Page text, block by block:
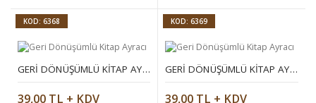
KOD: 6368
GERI DÖNÜŞÜMLÜ KITAP AYRACI
39,00 TL + KDV
KOD: 6369
GERI DÖNÜŞÜMLÜ KITAP AYRACI
39,00 TL + KDV